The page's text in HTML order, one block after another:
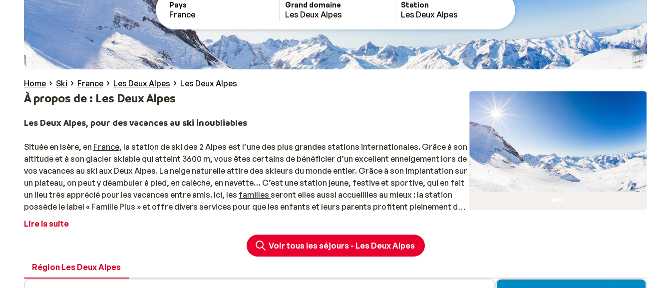
Pays
France
Grand domaine
Les Deux Alpes
Station
Les Deux Alpes
Home Ski France Les Deux Alpes Les Deux Alpes
À propos de : Les Deux Alpes
Les Deux Alpes, pour des vacances au ski inoubliables
Située en Isère, en France, la station de ski des 2 Alpes est l’une des plus grandes stations internationales. Grâce à son
altitude et à son glacier skiable qui atteint 3600 m, vous êtes certains de bénéficier d’un excellent enneigement lors de
vos vacances au ski aux Deux Alpes. La neige naturelle attire des skieurs du monde entier. Grâce à son implantation sur
un plateau, on peut y déambuler à pied, en calèche, en navette… C’est une station jeune, festive et sportive, qui en fait
un lieu très apprécié pour les vacances entre amis. Ici, les familles seront elles aussi accueillies au mieux : la station
possède le label « Famille Plus » et offre divers services pour que les enfants et leurs parents profitent pleinement de
leurs vacances au ski aux Deux Alpes : des animations adaptées, des crèches et garderies, des cours de skis pour les
Le Jandri Express : la nouvelle remontée mécanique super rapide
Depuis décembre 2024, les Deux Alpes s’est en plus dotée d’un joyau technologique : le Jandri Express. Cette
Lire la suite
Voir tous les séjours - Les Deux Alpes
Région Les Deux Alpes